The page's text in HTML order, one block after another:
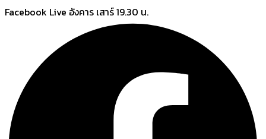
Skip
Facebook Live อังคาร เสาร์ 19.30 น.